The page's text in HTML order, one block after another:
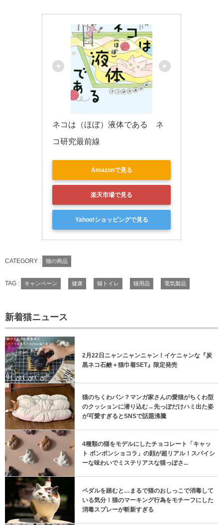
ネコは（ほぼ）液体である　ネ
コ研究最前線
Amazonで見る
楽天市場で見る
Yahoo!ショッピングで見る
CATEGORY : 猫の商品
TAG : キャンペーン 健康 猫トイレ 猫用品 電気製品
新着猫ニュース
2月22日ニャンニャンニャン！イケニャンな『炭
黒ネコ石鹸＋猫巾着SET』限定発売
猫のちくわパン？マンガ家さんの愛猫がちくわ型
のクッションに潜り込む→先っぽだけハミ出た姿
が可愛すぎるとSNSで話題沸騰
4種類の猫をモデルにしたチョコレート「キャッ
ト ボンボンショコラ」の顔が超リアル！スパイシ
ーな味わいでミステリアスな猫っぽさ...
ペダルを踏むと…まるで猫のおしっこで消毒して
いる気分！猫のマーキング行為をモチーフにした
消毒スプレーが斬新すぎる